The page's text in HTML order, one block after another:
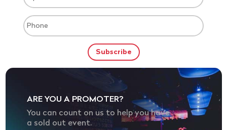
ARE YOU A PROMOTER?
You can count on us to help you have
a sold out event.